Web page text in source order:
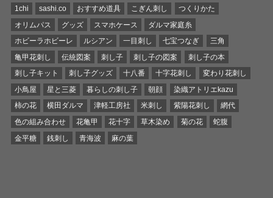
1chi sashi.co おすすめ道具 こぎん刺し
つくりかた
オリムパス
グッズ スマホケース
ダルマ家庭糸
ホビーラホビーレ
ルシアン 一目刺し 七宝つなぎ
三角
亀甲花刺し
伝統図案 刺し子 刺し子の図案
刺し子の本
刺し子キット
刺し子グッズ 十八番 十字花刺し
変わり花刺し
小鳥屋
星と三菱 暮らしの刺し子 朝顔
染織アトリエkazu
柿の花
横田ダルマ 津軽工房社 米刺し 紫陽花刺し
網代
色の組み合わせ
花亀甲 花十字 草木染め 菊の花
蛇腹
金平糖
銭刺し 青海波 麻の葉